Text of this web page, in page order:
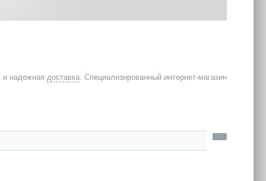
и надежная доставка. Специализированный интернет-магазин